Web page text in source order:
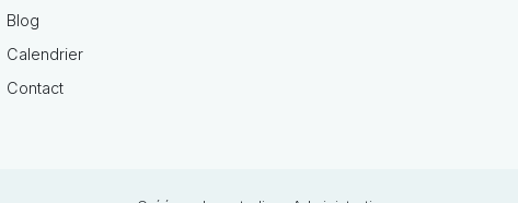
Blog
Calendrier
Contact